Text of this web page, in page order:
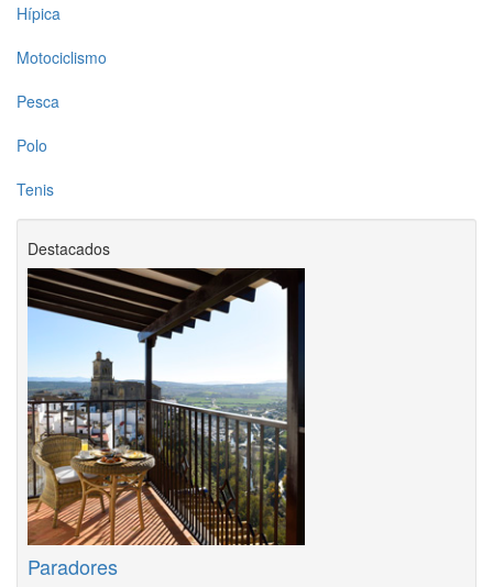
Hípica
Motociclismo
Pesca
Polo
Tenis
Destacados
Paradores